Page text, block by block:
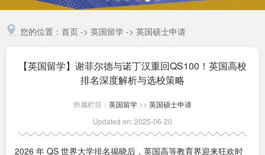
您的位置： 首页-> 英国留学-> 英国硕士申请
【英国留学】谢菲尔德与诺丁汉重回QS100！英国高校
排名深度解析与选校策略
所属栏目： 英国留学 >> 英国硕士申请
Updated on: 2025-06-20
2026 年 QS 世界大学排名揭晓后，英国高等教育界迎来狂欢时